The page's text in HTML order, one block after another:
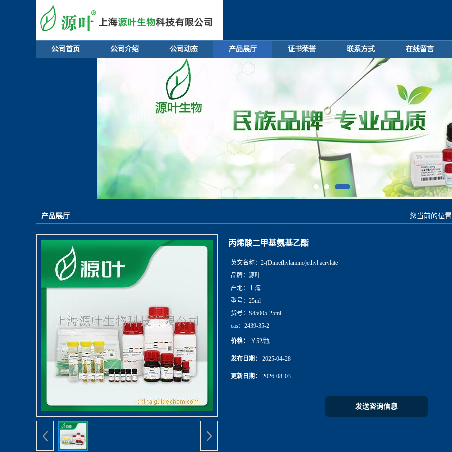
公司首页 公司介绍 公司动态 产品展厅 证书荣誉 联系方式 在线留言
产品展厅 您当前的位置
丙烯酸二甲基氨基乙酯
英文名称： 2-(Dimethylamino)ethyl acrylate
品牌： 源叶
产地： 上海
型号： 25ml
货号： S45005-25ml
cas： 2439-35-2
价格： ￥52/瓶
发布日期： 2025-04-28
更新日期： 2026-08-03
发送咨询信息